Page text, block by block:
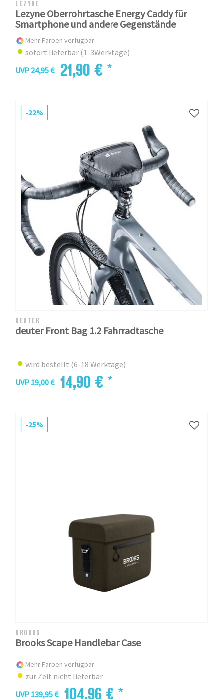
LEZYNE
Lezyne Oberrohrtasche Energy Caddy für
Smartphone und andere Gegenstände
Mehr Farben verfügbar
sofort lieferbar (1-3Werktage)
UVP 24,95 € 21,90 € *
-22%
DEUTER
deuter Front Bag 1.2 Fahrradtasche
wird bestellt (6-18 Werktage)
UVP 19,00 € 14,90 € *
-25%
BROOKS
Brooks Scape Handlebar Case
Mehr Farben verfügbar
zur Zeit nicht lieferbar
UVP 139,95 € 104,96 € *